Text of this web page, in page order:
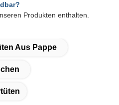
Produkten enthalten.
Aus Pappe